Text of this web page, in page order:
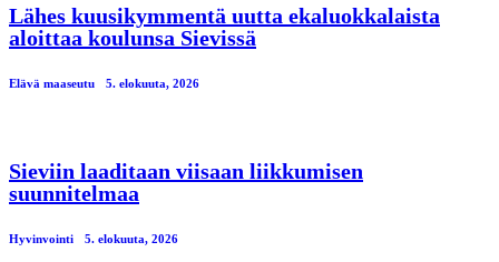
Lähes kuusikymmentä uutta ekaluokkalaista
aloittaa koulunsa Sievissä
Elävä maaseutu 5. elokuuta, 2026
Sieviin laaditaan viisaan liikkumisen
suunnitelmaa
Hyvinvointi 5. elokuuta, 2026